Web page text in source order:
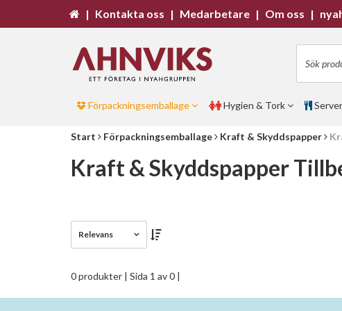
Start Förpackningsemballage Kraft & Skyddspapper
Kraft & Skyddspapper
Relevans
0 produkter | Sida 1 av 0 |
| Kontakta oss | Medarbetare | Om oss |
Förpackningsemballage Hygien & Tork